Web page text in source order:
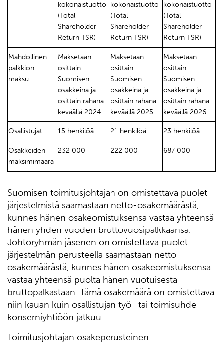
kokonaistuotto
(Total
Shareholder
Return TSR)
kokonaistuotto
(Total
Shareholder
Return TSR)
kokonaistuotto
(Total
Shareholder
Return TSR)
Mahdollinen
palkkion
maksu
Maksetaan
osittain
Suomisen
osakkeina ja
osittain rahana
keväällä 2024
Maksetaan
osittain
Suomisen
osakkeina ja
osittain rahana
keväällä 2025
Maksetaan
osittain
Suomisen
osakkeina ja
osittain rahana
keväällä 2026
Osallistujat 15 henkilöä 21 henkilöä 23 henkilöä
Osakkeiden
maksimimäärä
232 000 222 000 687 000
Suomisen toimitusjohtajan on omistettava puolet
järjestelmistä saamastaan netto-osakemäärästä,
kunnes hänen osakeomistuksensa vastaa yhteensä
hänen yhden vuoden bruttovuosipalkkaansa.
Johtoryhmän jäsenen on omistettava puolet
järjestelmän perusteella saamastaan netto-
osakemäärästä, kunnes hänen osakeomistuksensa
vastaa yhteensä puolta hänen vuotuisesta
bruttopalkastaan. Tämä osakemäärä on omistettava
niin kauan kuin osallistujan työ- tai toimisuhde
konserniyhtiöön jatkuu.
Toimitusjohtajan osakeperusteinen